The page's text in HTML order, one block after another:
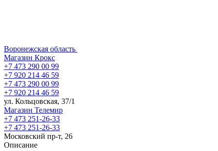
Воронежская область
Магазин Крокс
+7 473 290 00 99
+7 920 214 46 59
+7 473 290 00 99
+7 920 214 46 59
ул. Кольцовская, 37/1
Магазин Телемир
+7 473 251-26-33
+7 473 251-26-33
Московский пр-т, 26
Описание